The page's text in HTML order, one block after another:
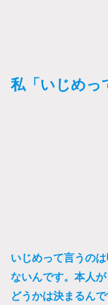
私「いじめっ
いじめって言うの
ないんです。本人
どうかは決まるん